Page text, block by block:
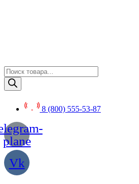
Поиск
товаров
8 (800) 555-53-87
plane
Vk